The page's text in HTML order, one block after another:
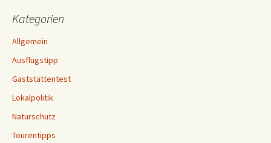
Kategorien
Allgemein
Ausflugstipp
Gaststättentest
Lokalpolitik
Naturschutz
Tourentipps